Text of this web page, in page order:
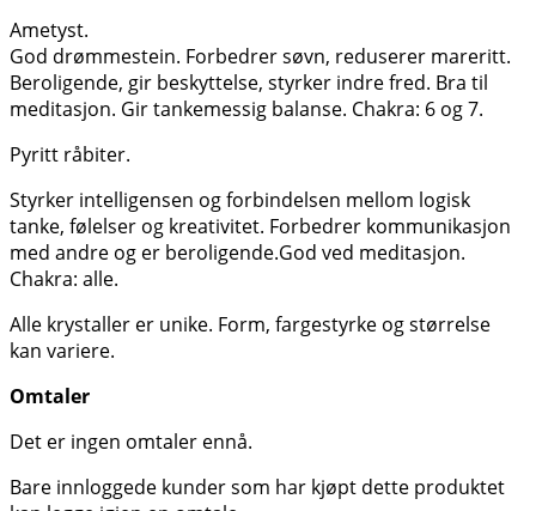
Ametyst.
God drømmestein. Forbedrer søvn, reduserer mareritt.
Beroligende, gir beskyttelse, styrker indre fred. Bra til
meditasjon. Gir tankemessig balanse. Chakra: 6 og 7.
Pyritt råbiter.
Styrker intelligensen og forbindelsen mellom logisk
tanke, følelser og kreativitet. Forbedrer kommunikasjon
med andre og er beroligende.God ved meditasjon.
Chakra: alle.
Alle krystaller er unike. Form, fargestyrke og størrelse
kan variere.
Omtaler
Det er ingen omtaler ennå.
Bare innloggede kunder som har kjøpt dette produktet